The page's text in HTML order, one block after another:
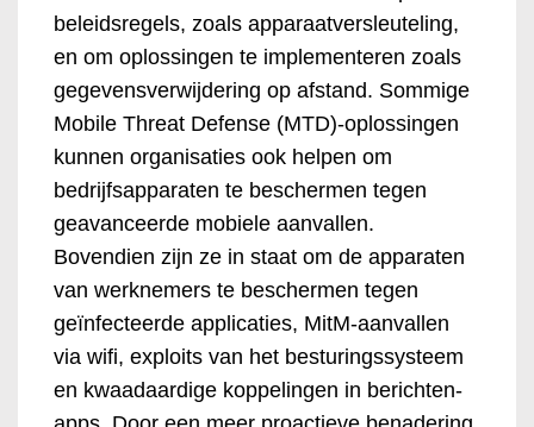
beleidsregels, zoals apparaatversleuteling,
en om oplossingen te implementeren zoals
gegevensverwijdering op afstand. Sommige
Mobile Threat Defense (MTD)-oplossingen
kunnen organisaties ook helpen om
bedrijfsapparaten te beschermen tegen
geavanceerde mobiele aanvallen.
Bovendien zijn ze in staat om de apparaten
van werknemers te beschermen tegen
geïnfecteerde applicaties, MitM-aanvallen
via wifi, exploits van het besturingssysteem
en kwaadaardige koppelingen in berichten-